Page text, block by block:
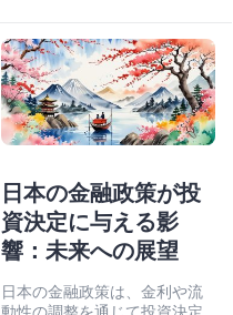
日本の金融政策が投
資決定に与える影
響：未来への展望
日本の金融政策は、金利や流